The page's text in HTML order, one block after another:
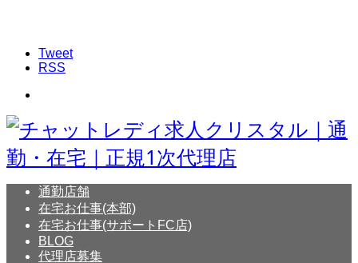
Tweet
RSS
通勤店舗
在宅お仕事(本部)
在宅お仕事(サポートFC店)
BLOG
代理店募集